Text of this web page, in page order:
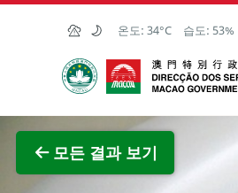
Skip to Main Content
온도: 34°C 습도: 53%
마카오정부관광청
모든 결과 보기